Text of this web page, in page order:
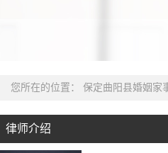
您所在的位置： 保定曲阳县婚姻家
律师介绍